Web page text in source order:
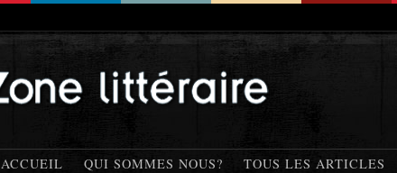
ACCUEIL QUI SOMMES NOUS? TOUS LES ARTICLES